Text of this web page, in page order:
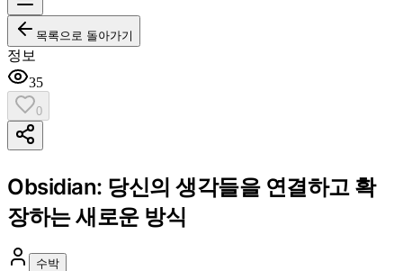
목록으로 돌아가기
정보
35
0
Obsidian: 당신의 생각들을 연결하고 확
장하는 새로운 방식
수박